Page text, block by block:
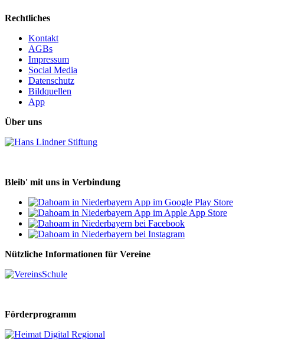
Rechtliches
Kontakt
AGBs
Impressum
Social Media
Datenschutz
Bildquellen
App
Über uns
Bleib' mit uns in Verbindung
Nützliche Informationen für Vereine
Förderprogramm